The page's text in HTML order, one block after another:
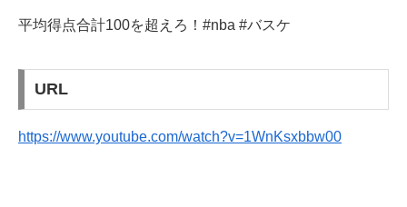
平均得点合計100を超えろ！#nba #バスケ
URL
https://www.youtube.com/watch?v=1WnKsxbbw00